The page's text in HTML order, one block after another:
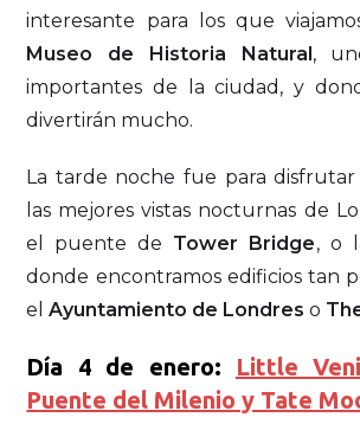
interesante para los que
Museo de Historia Natural,
importantes de la ciudad, y
divertirán mucho.
La tarde noche fue para
las mejores vistas nocturnas de
el puente de Tower Bridge, o
donde encontramos edificios tan
elAyuntamiento de Londres o
Día 4 de enero: Little
Puente del Milenio y Tate